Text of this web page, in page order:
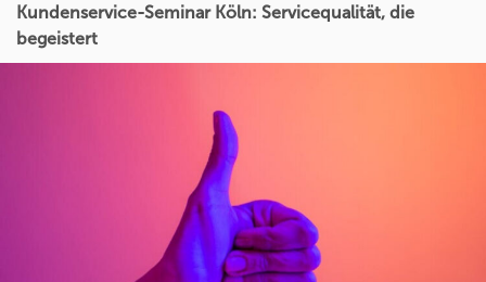
Kundenservice-Seminar Köln: Servicequalität, die
begeistert